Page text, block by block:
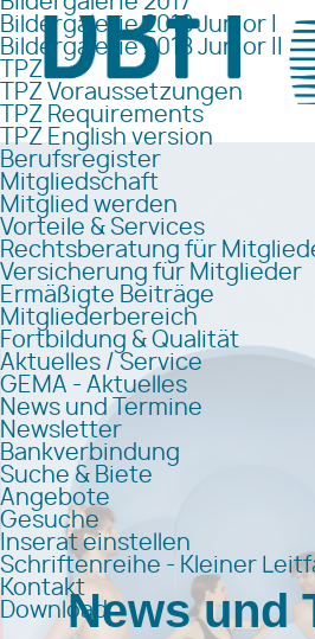
Bildergalerie 2018 Junior I
Bildergalerie 2018 Junior II
TPZ
TPZ Voraussetzungen
TPZ Requirements
TPZ English version
Berufsregister
Mitgliedschaft
Mitglied werden
Vorteile & Services
Rechtsberatung für
Versicherung für Mitglieder
Ermäßigte Beiträge
Mitgliederbereich
Fortbildung & Qualität
Aktuelles / Service
GEMA - Aktuelles
News und Termine
Newsletter
Bankverbindung
Suche & Biete
Angebote
Gesuche
Inserat einstellen
Schriftenreihe - Kleiner
Kontakt
DownloadNews und